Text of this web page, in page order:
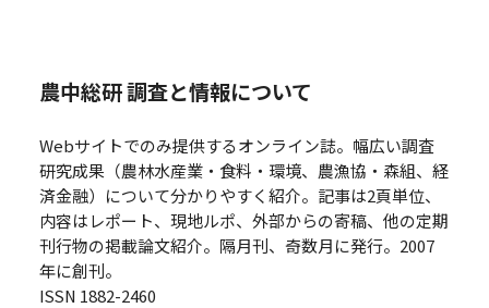
農中総研 調査と情報について
Webサイトでのみ提供するオンライン誌。幅広い調査
研究成果（農林水産業・食料・環境、農漁協・森組、経
済金融）について分かりやすく紹介。記事は2頁単位、
内容はレポート、現地ルポ、外部からの寄稿、他の定期
刊行物の掲載論文紹介。隔月刊、奇数月に発行。2007
年に創刊。
ISSN 1882-2460